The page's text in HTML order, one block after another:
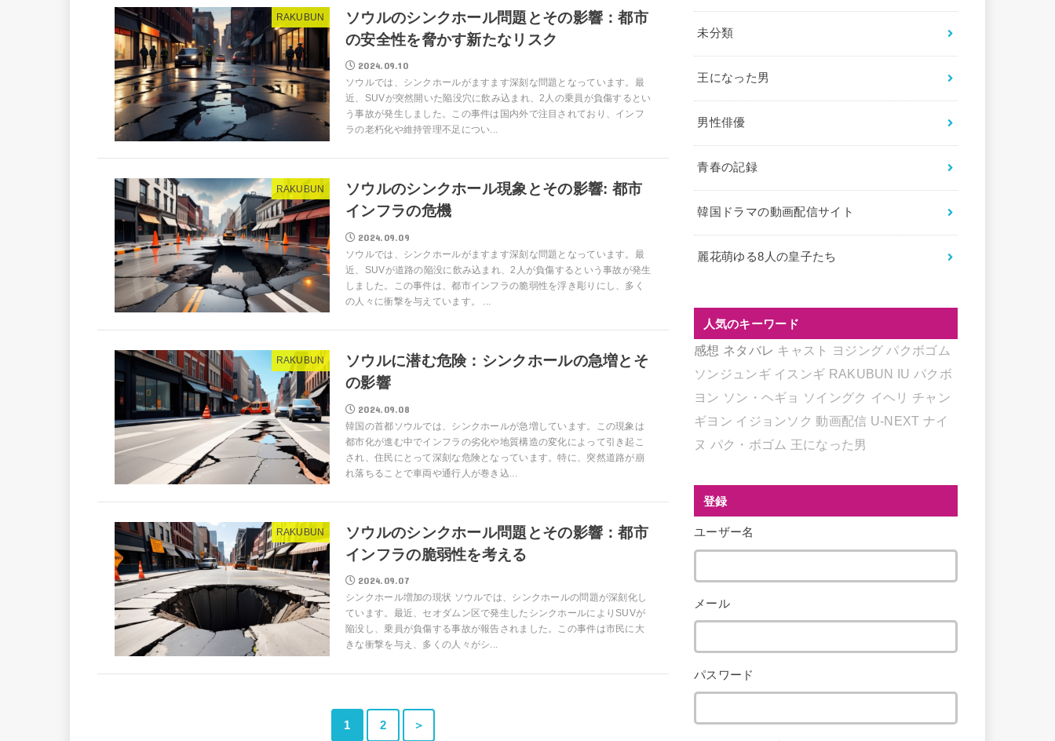
RAKUBUN
ソウルのシンクホール問題とその影響：都市
の安全性を脅かす新たなリスク
2024.09.10
ソウルでは、シンクホールがますます深刻な問題となっています。最
近、SUVが突然開いた陥没穴に飲み込まれ、2人の乗員が負傷するとい
う事故が発生しました。この事件は国内外で注目されており、インフ
ラの老朽化や維持管理不足につい...
RAKUBUN
ソウルのシンクホール現象とその影響: 都市
インフラの危機
2024.09.09
ソウルでは、シンクホールがますます深刻な問題となっています。最
近、SUVが道路の陥没に飲み込まれ、2人が負傷するという事故が発生
しました。この事件は、都市インフラの脆弱性を浮き彫りにし、多く
の人々に衝撃を与えています。 ...
RAKUBUN
ソウルに潜む危険：シンクホールの急増とそ
の影響
2024.09.08
韓国の首都ソウルでは、シンクホールが急増しています。この現象は
都市化が進む中でインフラの劣化や地質構造の変化によって引き起こ
され、住民にとって深刻な危険となっています。特に、突然道路が崩
れ落ちることで車両や通行人が巻き込...
RAKUBUN
ソウルのシンクホール問題とその影響：都市
インフラの脆弱性を考える
2024.09.07
シンクホール増加の現状 ソウルでは、シンクホールの問題が深刻化し
ています。最近、セオダムン区で発生したシンクホールによりSUVが
陥没し、乗員が負傷する事故が報告されました。この事件は市民に大
きな衝撃を与え、多くの人々がシ...
1 2 ＞
未分類
王になった男
男性俳優
青春の記録
韓国ドラマの動画配信サイト
麗花萌ゆる8人の皇子たち
人気のキーワード
感想 ネタバレ キャスト ヨジング パクボゴム
ソンジュンギ イスンギ RAKUBUN IU パクボ
ヨン ソン・ヘギョ ソイングク イヘリ チャン
ギヨン イジョンソク 動画配信 U-NEXT ナイ
ヌ パク・ボゴム 王になった男
登録
ユーザー名
メール
パスワード